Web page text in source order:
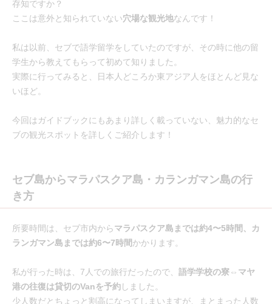
存知ですか？
ここは意外と知られていない穴場な観光地なんです！
私は以前、セブで語学留学をしていたのですが、その時に他の留
学生から教えてもらって初めて知りました。
実際に行ってみると、日本人どころか東アジア人をほとんど見な
いほど。
今回はガイドブックにもあまり詳しく載っていない、魅力的なセ
ブの観光スポットを詳しくご紹介します！
セブ島からマラパスクア島・カランガマン島の行
き方
所要時間は、セブ市内からマラパスクア島までは約4〜5時間、カ
ランガマン島までは約6〜7時間かかります。
私が行った時は、7人での旅行だったので、 語学学校の寮⇔マヤ
港の往復は貸切のVanを予約しました。
少人数だとちょっと割高になってしまいますが、まとまった人数